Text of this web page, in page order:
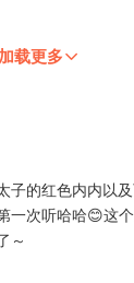
加载更多
子的红色内内以
一次听哈哈😊这
～